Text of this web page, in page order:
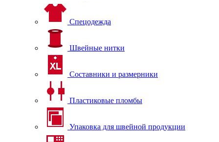
Спецодежда
Швейные нитки
Составники и размерники
Пластиковые пломбы
Упаковка для швейной продукции